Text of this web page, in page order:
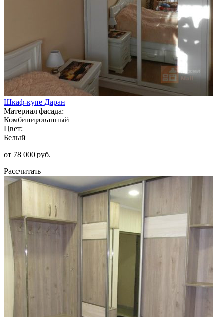
Шкаф-купе Даран
Материал фасада:
Комбинированный
Цвет:
Белый
от 78 000 руб.
Рассчитать